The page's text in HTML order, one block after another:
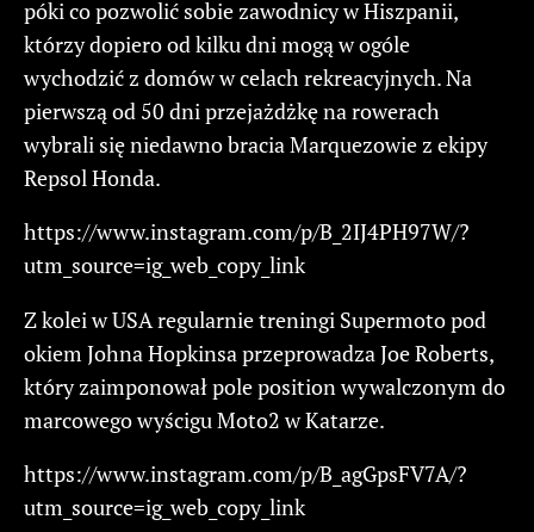
póki co pozwolić sobie zawodnicy w Hiszpanii,
którzy dopiero od kilku dni mogą w ogóle
wychodzić z domów w celach rekreacyjnych. Na
pierwszą od 50 dni przejażdżkę na rowerach
wybrali się niedawno bracia Marquezowie z ekipy
Repsol Honda.
https://www.instagram.com/p/B_2IJ4PH97W/?
utm_source=ig_web_copy_link
Z kolei w USA regularnie treningi Supermoto pod
okiem Johna Hopkinsa przeprowadza Joe Roberts,
który zaimponował pole position wywalczonym do
marcowego wyścigu Moto2 w Katarze.
https://www.instagram.com/p/B_agGpsFV7A/?
utm_source=ig_web_copy_link